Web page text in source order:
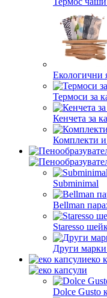
Екологични
Термоси за
Кенчета за
Комплекти и
Subminimal
Bellman
Staresso
Други марки
еко
Dolce Gusto